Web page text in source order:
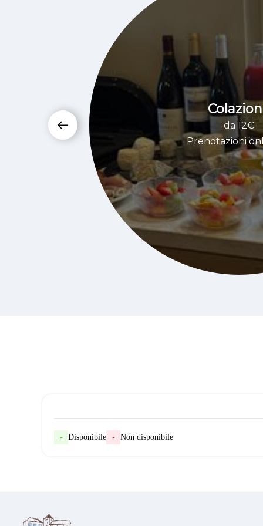
da 12€
Prenotazioni
- Disponibile - Non disponibile